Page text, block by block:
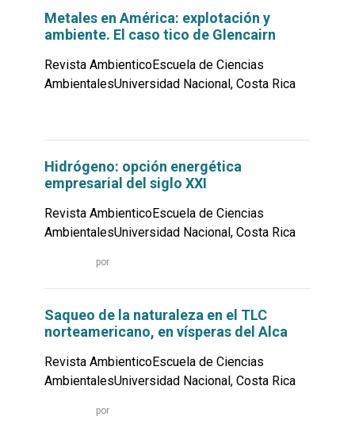
Metales en América: explotación y
ambiente. El caso tico de Glencairn
Revista AmbienticoEscuela de Ciencias
AmbientalesUniversidad Nacional, Costa Rica
Hidrógeno: opción energética
empresarial del siglo XXI
Revista AmbienticoEscuela de Ciencias
AmbientalesUniversidad Nacional, Costa Rica
por
Saqueo de la naturaleza en el TLC
norteamericano, en vísperas del Alca
Revista AmbienticoEscuela de Ciencias
AmbientalesUniversidad Nacional, Costa Rica
por